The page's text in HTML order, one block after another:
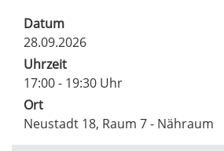
Datum
28.09.2026
Uhrzeit
17:00 - 19:30 Uhr
Ort
Neustadt 18, Raum 7 - Nähraum